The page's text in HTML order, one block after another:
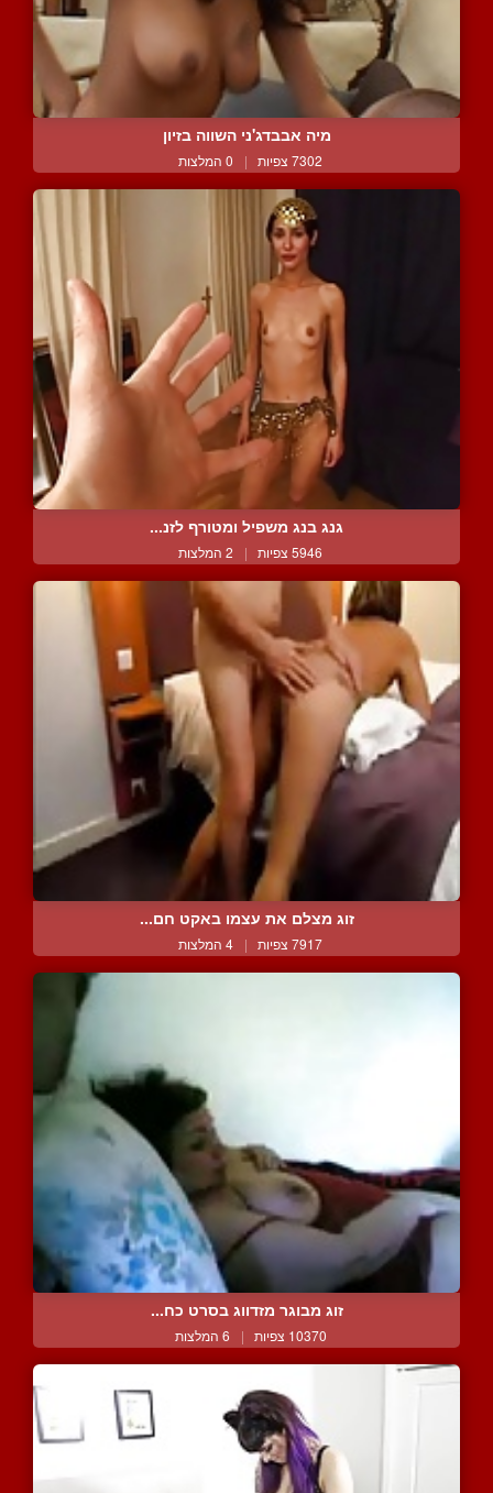
מיה אבבדג'ני השווה בזיון
7302 צפיות | 0 המלצות
גנג בנג משפיל ומטורף לזנ...
5946 צפיות | 2 המלצות
זוג מצלם את עצמו באקט חם...
7917 צפיות | 4 המלצות
זוג מבוגר מזדווג בסרט כח...
10370 צפיות | 6 המלצות